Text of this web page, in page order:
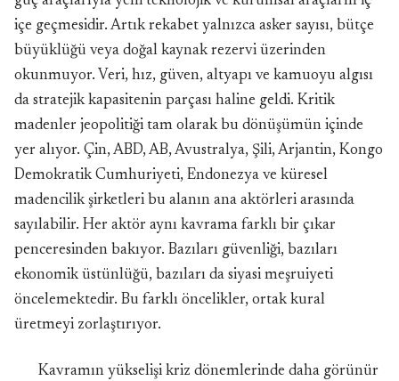
içe geçmesidir. Artık rekabet yalnızca asker sayısı, bütçe
büyüklüğü veya doğal kaynak rezervi üzerinden
okunmuyor. Veri, hız, güven, altyapı ve kamuoyu algısı
da stratejik kapasitenin parçası haline geldi. Kritik
madenler jeopolitiği tam olarak bu dönüşümün içinde
yer alıyor. Çin, ABD, AB, Avustralya, Şili, Arjantin, Kongo
Demokratik Cumhuriyeti, Endonezya ve küresel
madencilik şirketleri bu alanın ana aktörleri arasında
sayılabilir. Her aktör aynı kavrama farklı bir çıkar
penceresinden bakıyor. Bazıları güvenliği, bazıları
ekonomik üstünlüğü, bazıları da siyasi meşruiyeti
öncelemektedir. Bu farklı öncelikler, ortak kural
üretmeyi zorlaştırıyor.
Kavramın yükselişi kriz dönemlerinde daha görünür